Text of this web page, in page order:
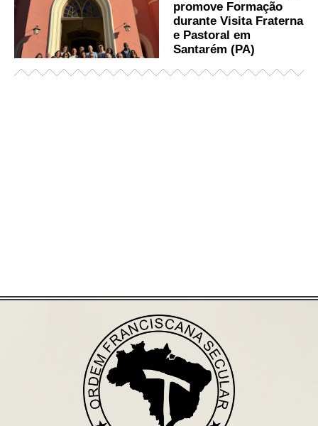
promove Formação
durante Visita Fraterna
e Pastoral em
Santarém (PA)